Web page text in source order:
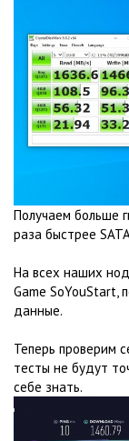
Получаем больше
раза быстрее
На всех наших
Game SoYouStart,
данные.
Теперь проверим
тесты не будут
себе знать.